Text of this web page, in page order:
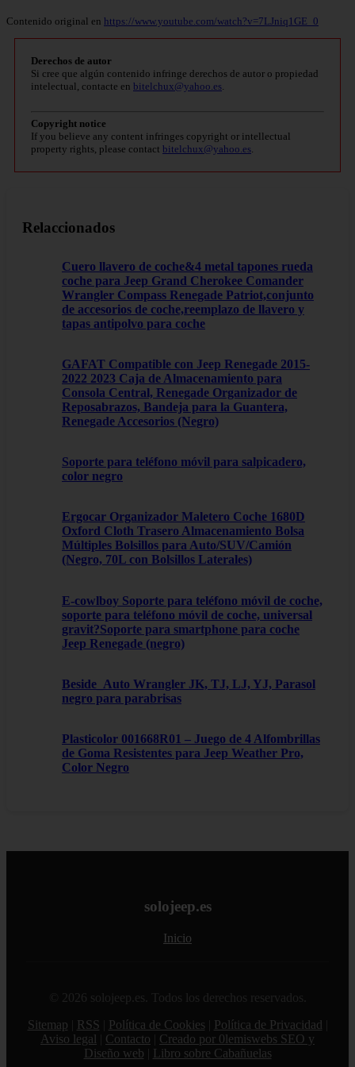
Contenido original en https://www.youtube.com/watch?v=7LJniq1GE_0
Derechos de autor
Si cree que algún contenido infringe derechos de autor o propiedad
intelectual, contacte en bitelchux@yahoo.es.
Copyright notice
If you believe any content infringes copyright or intellectual
property rights, please contact bitelchux@yahoo.es.
Relaccionados
Cuero llavero de coche&4 metal tapones rueda
coche para Jeep Grand Cherokee Comander
Wrangler Compass Renegade Patriot,conjunto
de accesorios de coche,reemplazo de llavero y
tapas antipolvo para coche
GAFAT Compatible con Jeep Renegade 2015-
2022 2023 Caja de Almacenamiento para
Consola Central, Renegade Organizador de
Reposabrazos, Bandeja para la Guantera,
Renegade Accesorios (Negro)
Soporte para teléfono móvil para salpicadero,
color negro
Ergocar Organizador Maletero Coche 1680D
Oxford Cloth Trasero Almacenamiento Bolsa
Múltiples Bolsillos para Auto/SUV/Camión
(Negro, 70L con Bolsillos Laterales)
E-cowlboy Soporte para teléfono móvil de coche,
soporte para teléfono móvil de coche, universal
gravit?Soporte para smartphone para coche
Jeep Renegade (negro)
Beside_Auto Wrangler JK, TJ, LJ, YJ, Parasol
negro para parabrisas
Plasticolor 001668R01 – Juego de 4 Alfombrillas
de Goma Resistentes para Jeep Weather Pro,
Color Negro
solojeep.es
Inicio
© 2026 solojeep.es. Todos los derechos reservados.
Sitemap
RSS Política de Cookies Política de Privacidad
Aviso legal
Contacto
Creado por 0lemiswebs SEO y
Diseño web
Libro sobre Cabañuelas